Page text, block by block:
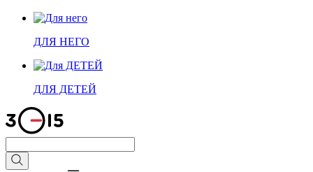
ДЛЯ НЕГО
ДЛЯ ДЕТЕЙ